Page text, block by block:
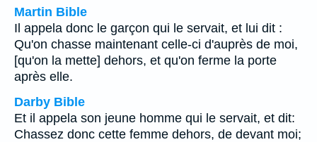
Martin Bible
Il appela donc le garçon qui le servait, et lui dit :
Qu'on chasse maintenant celle-ci d'auprès de moi,
[qu'on la mette] dehors, et qu'on ferme la porte
après elle.
Darby Bible
Et il appela son jeune homme qui le servait, et dit:
Chassez donc cette femme dehors, de devant moi;